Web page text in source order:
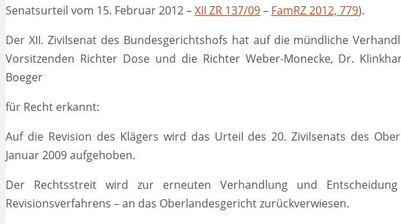
Senatsurteil vom 15. Februar 2012 –XII ZR 137/09– FamRZ 2012, 779).
Der XII. Zivilsenat des Bundesgerichtshofs hat auf die mündliche
Vorsitzenden Richter Dose und die Richter Weber-Monecke, Dr.
Boeger
für Recht erkannt:
Auf die Revision des Klägers wird das Urteil des 20. Zivilsenats des
Januar 2009 aufgehoben.
Der Rechtsstreit wird zur erneuten Verhandlung und
Revisionsverfahrens – an das Oberlandesgericht zurückverwiesen.